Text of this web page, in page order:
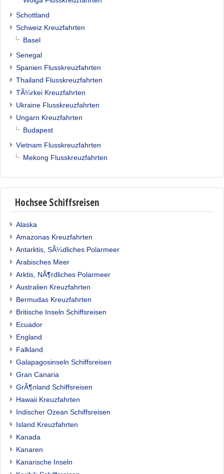
Schottland
Schweiz Kreuzfahrten
Basel
Senegal
Spanien Flusskreuzfahrten
Thailand Flusskreuzfahrten
TÃ¼rkei Kreuzfahrten
Ukraine Flusskreuzfahrten
Ungarn Kreuzfahrten
Budapest
Vietnam Flusskreuzfahrten
Mekong Flusskreuzfahrten
Hochsee Schiffsreisen
Alaska
Amazonas Kreuzfahrten
Antarktis, SÃ¼dliches Polarmeer
Arabisches Meer
Arktis, NÃ¶rdliches Polarmeer
Australien Kreuzfahrten
Bermudas Kreuzfahrten
Britische Inseln Schiffsreisen
Ecuador
England
Falkland
Galapagosinseln Schiffsreisen
Gran Canaria
GrÃ¶nland Schiffsreisen
Hawaii Kreuzfahrten
Indischer Ozean Schiffsreisen
Island Kreuzfahrten
Kanada
Kanaren
Kanarische Inseln